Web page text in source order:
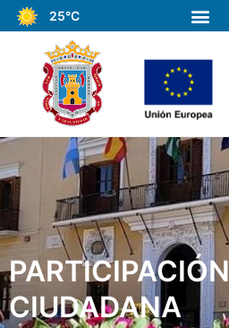
25°C
PARTICIPACIÓN
CIUDADANA